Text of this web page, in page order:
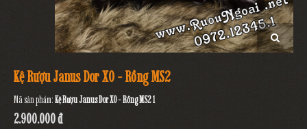
Kệ Rượu Janus Dor XO - Rồng MS2
Mã sản phẩm:Kệ Rượu Janus Dor XO - Rồng MS2 1
2.900.000 đ